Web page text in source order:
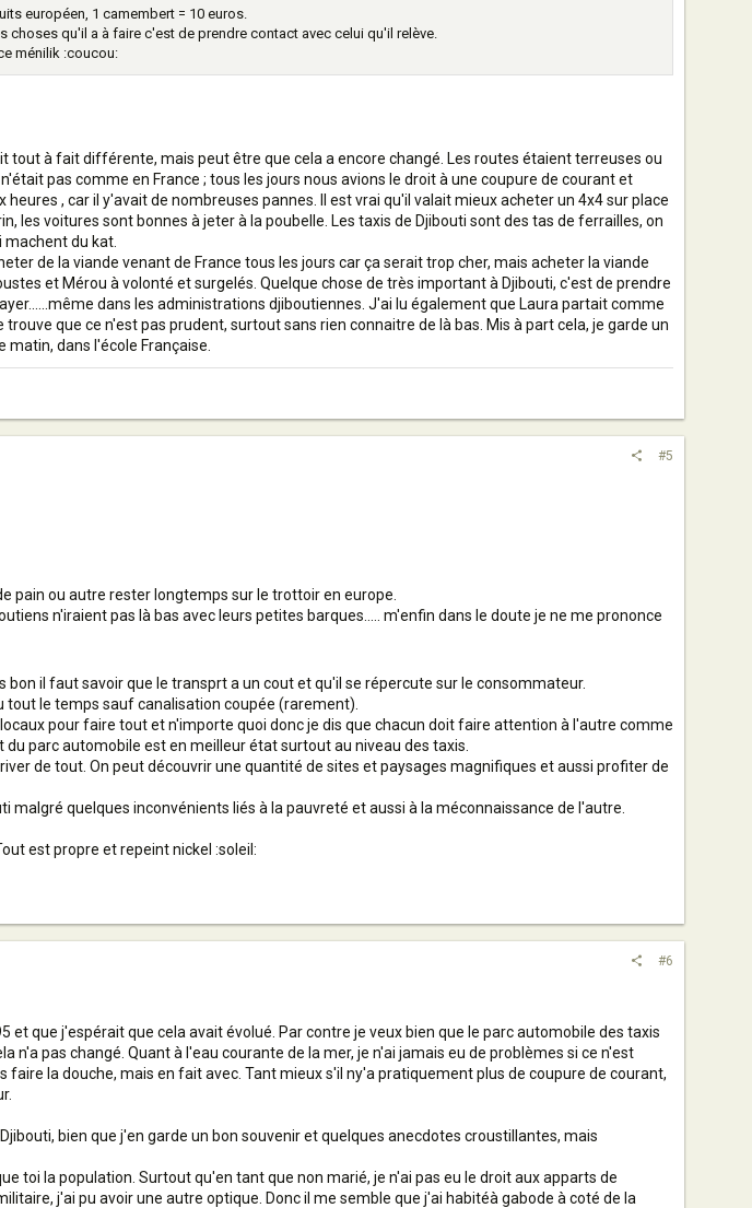
européen, 1 camembert = 10 euros.
choses qu'il a à faire c'est de prendre contact avec celui qu'il relève.
ménilik :coucou:
tout à fait différente, mais peut être que cela a encore changé. Les routes étaient terreuses ou
pas comme en France ; tous les jours nous avions le droit à une coupure de courant et
, car il y'avait de nombreuses pannes. Il est vrai qu'il valait mieux acheter un 4x4 sur place
les voitures sont bonnes à jeter à la poubelle. Les taxis de Djibouti sont des tas de ferrailles, on
du kat.
de la viande venant de France tous les jours car ça serait trop cher, mais acheter la viande
et Mérou à volonté et surgelés. Quelque chose de très important à Djibouti, c'est de prendre
dans les administrations djiboutiennes. J'ai lu également que Laura partait comme
que ce n'est pas prudent, surtout sans rien connaitre de là bas. Mis à part cela, je garde un
dans l'école Française.
#5
pain ou autre rester longtemps sur le trottoir en europe.
n'iraient pas là bas avec leurs petites barques..... m'enfin dans le doute je ne me prononce
bon il faut savoir que le transprt a un cout et qu'il se répercute sur le consommateur.
tout le temps sauf canalisation coupée (rarement).
pour faire tout et n'importe quoi donc je dis que chacun doit faire attention à l'autre comme
parc automobile est en meilleur état surtout au niveau des taxis.
de tout. On peut découvrir une quantité de sites et paysages magnifiques et aussi profiter de
quelques inconvénients liés à la pauvreté et aussi à la méconnaissance de l'autre.
est propre et repeint nickel :soleil:
#6
et que j'espérait que cela avait évolué. Par contre je veux bien que le parc automobile des taxis
pas changé. Quant à l'eau courante de la mer, je n'ai jamais eu de problèmes si ce n'est
la douche, mais en fait avec. Tant mieux s'il ny'a pratiquement plus de coupure de courant,
bien que j'en garde un bon souvenir et quelques anecdotes croustillantes, mais
toi la population. Surtout qu'en tant que non marié, je n'ai pas eu le droit aux apparts de
j'ai pu avoir une autre optique. Donc il me semble que j'ai habitéà gabode à coté de la